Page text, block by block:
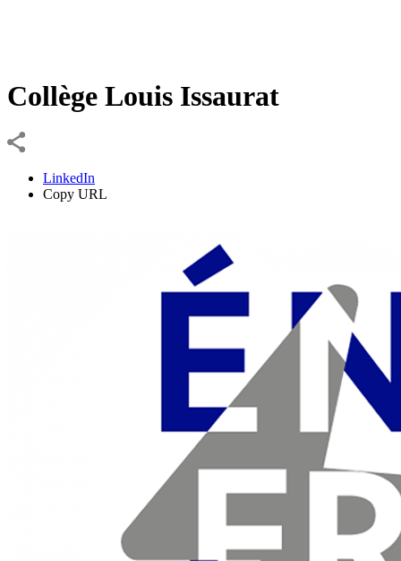
Collège Louis Issaurat
LinkedIn
Copy URL